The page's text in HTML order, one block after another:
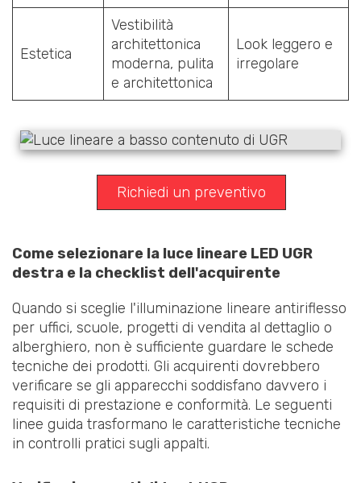
Estetica
Vestibilità
architettonica
moderna, pulita
e architettonica
Look leggero e
irregolare
Richiedi un preventivo
Come selezionare la luce lineare LED UGR
destra e la checklist dell'acquirente
Quando si sceglie l'illuminazione lineare antiriflesso
per uffici, scuole, progetti di vendita al dettaglio o
alberghiero, non è sufficiente guardare le schede
tecniche dei prodotti. Gli acquirenti dovrebbero
verificare se gli apparecchi soddisfano davvero i
requisiti di prestazione e conformità. Le seguenti
linee guida trasformano le caratteristiche tecniche
in controlli pratici sugli appalti.